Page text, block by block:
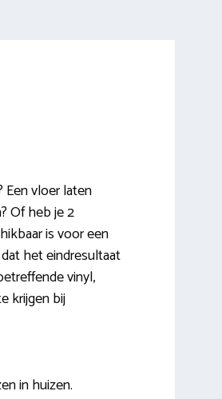
vloer laten
Of heb je 2
is voor een
het eindresultaat
vinyl,
krijgen bij
in huizen.